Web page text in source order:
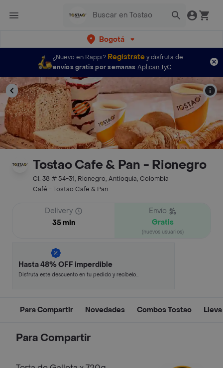
Bogotá
¿Nuevo en Rappi? Regístratey disfruta de
envíos gratis por semanas Aplican TyC
Tostao Cafe & Pan - Rionegro
Cl. 38 # 54-31, Rionegro, Antioquia, Colombia
Café - Tostao Cafe & Pan
Delivery
35 min
Envío
Gratis
(nuevos usuarios)
Hasta 48% OFF imperdible
Disfruta este descuento en tu pedido y recíbelo
Para Compartir Novedades Combos Tostao
Para Compartir